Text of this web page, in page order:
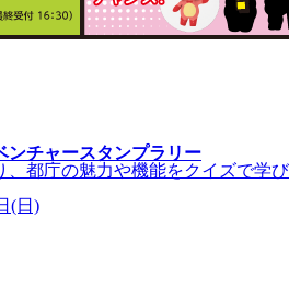
ンチャースタンプラリー
、都庁の魅力や機能をクイズで学び
(日)